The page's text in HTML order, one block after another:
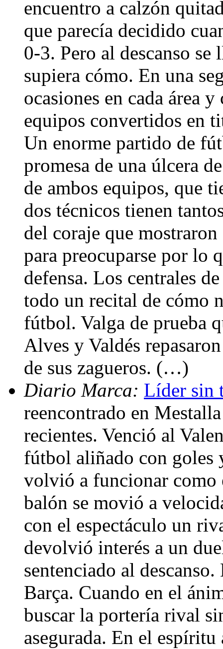
encuentro a calzón
que parecía decidido
0-3. Pero al descanso
supiera cómo. En una
ocasiones en cada área
equipos convertidos en
Un enorme partido de
promesa de una úlcera
de ambos equipos, que
dos técnicos tienen
del coraje que
para preocuparse por lo
defensa. Los centrales
todo un recital de cómo
fútbol. Valga de prueba
Alves y Valdés
de sus zagueros. (…)
Diario Marca: Líder sin
reencontrado en
recientes. Venció al
fútbol aliñado con goles
volvió a funcionar como
balón se movió a
con el espectáculo un
devolvió interés a un
sentenciado al
Barça. Cuando en el
buscar la portería rival
asegurada. En el